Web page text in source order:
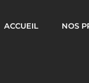
ACCUEIL NOS